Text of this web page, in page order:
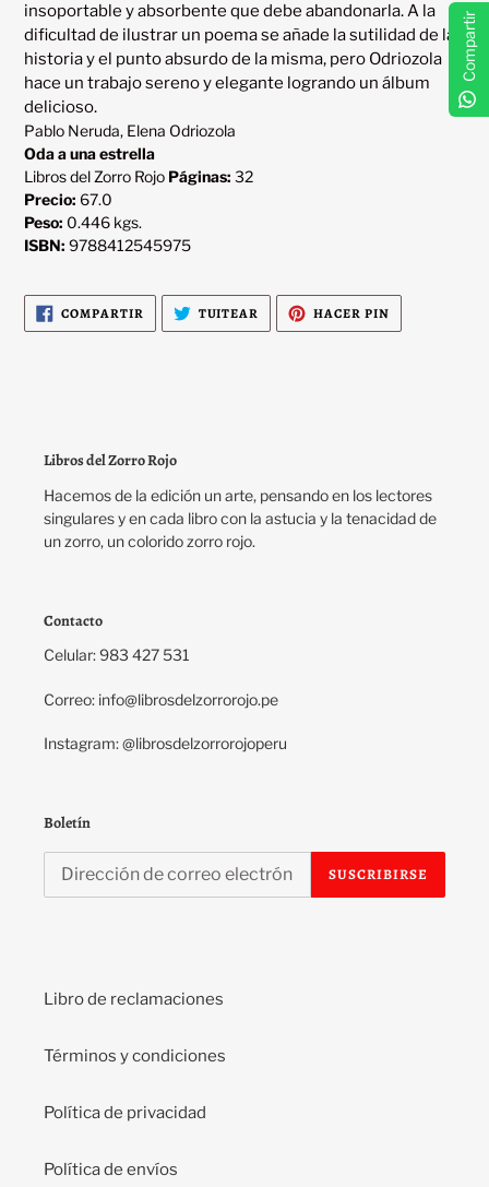
insoportable y absorbente que debe abandonarla. A la
dificultad de ilustrar un poema se añade la sutilidad de la
historia y el punto absurdo de la misma, pero Odriozola
hace un trabajo sereno y elegante logrando un álbum
Pablo Neruda, Elena Odriozola
Oda a una estrella
Libros del Zorro Rojo Páginas: 32
Precio: 67.0
Peso: 0.446 kgs.
ISBN: 9788412545975
COMPARTIR COMPARTIR
EN
FACEBOOK
TUITEAR TUITEAR
TWITTER
HACER PINPINEAR
PINTEREST
Libros del Zorro Rojo
Hacemos de la edición un arte, pensando en los lectores
singulares y en cada libro con la astucia y la tenacidad de
un zorro, un colorido zorro rojo.
Contacto
Celular: 983 427 531
Correo: info@librosdelzorrorojo.pe
Instagram: @librosdelzorrorojoperu
Boletín
SUSCRIBIRSE
Libro de reclamaciones
Términos y condiciones
Política de privacidad
Política de envíos
Compartir